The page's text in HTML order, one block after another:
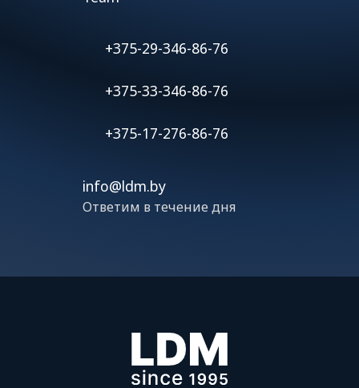
+375-29-346-86-76
+375-33-346-86-76
+375-17-276-86-76
info@ldm.by
Ответим в течение дня